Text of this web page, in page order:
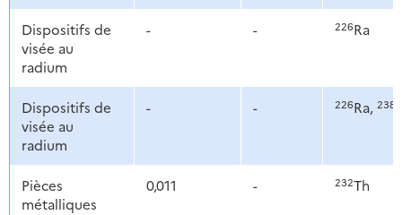
Dispositifs de
visée au
radium
- - 226Ra
Dispositifs de
visée au
radium
- - 226Ra, 238
Pièces
métalliques
0,011 - 232Th